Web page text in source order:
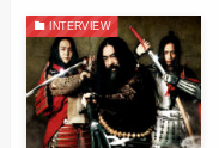
INTERVIEW